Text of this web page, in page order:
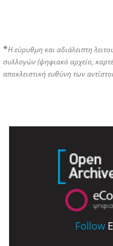
*Η εύρυθμη και αδιάλειπτη
συλλογών (ψηφιακό αρχείο,
αποκλειστική ευθύνη των
Follow